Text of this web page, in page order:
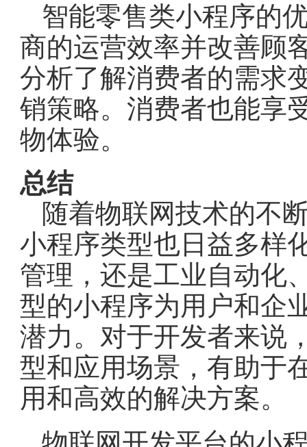
智能零售类小程序的
商的运营效率并改善顾
分析了解消费者的需求
销策略。消费者也能享
物体验。
总结
随着物联网技术的不
小程序类型也日益多样
管理，还是工业自动化
型的小程序为用户和企
潜力。对于开发者来说
型和应用场景，有助于
用和高效的解决方案。